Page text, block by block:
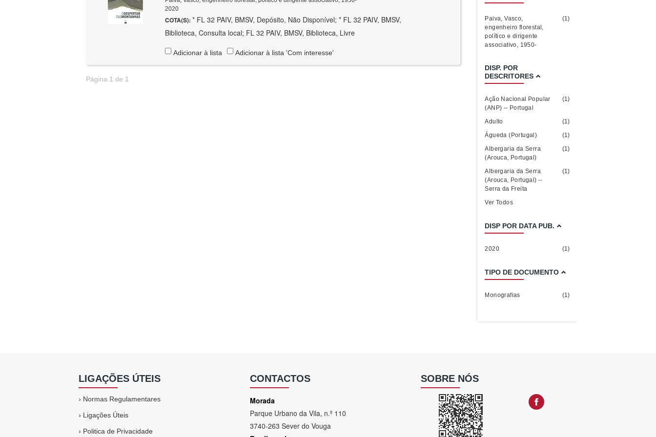
2020
COTA(S):* FL 32 PAIV, BMSV, Depósito, Não Disponível; * FL 32 PAIV, BMSV,
Biblioteca, Consulta local; FL 32 PAIV, BMSV, Biblioteca, Livre
Adicionar à lista Adicionar à lista 'Com interesse'
Página 1 de 1
Paiva, Vasco,
engenheiro florestal,
político e dirigente
associativo, 1950-
(1)
DISP. POR
DESCRITORES
Ação Nacional Popular
(ANP) -- Portugal
(1)
Adulto
(1)
Águeda (Portugal)
(1)
Albergaria da Serra
(Arouca, Portugal)
(1)
Albergaria da Serra
(Arouca, Portugal) --
Serra da Freita
(1)
Ver Todos
DISP POR DATA PUB.
2020 (1)
TIPO DE DOCUMENTO
Monografias (1)
LIGAÇÕES ÚTEIS
› Normas Regulamentares
› Ligações Úteis
› Politica de Privacidade
CONTACTOS
Morada
Parque Urbano da Vila, n.º 110
3740-263 Sever do Vouga
SOBRE NÓS